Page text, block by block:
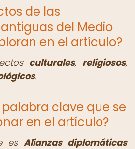
de las
del Medio
en el artículo?
culturales, religiosos,
.
palabra clave que se
en el artículo?
esAlianzas diplomáticas